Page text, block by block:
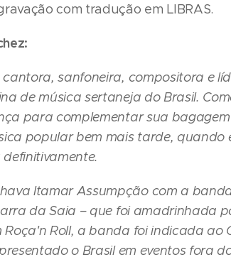
com tradução em LIBRAS.
sanfoneira, compositora e
de música sertaneja do Brasil.
para complementar sua
popular bem mais tarde, quando
Itamar Assumpção com a
da Saia – que foi amadrinhada
Roll, a banda foi indicada ao
o Brasil em eventos fora